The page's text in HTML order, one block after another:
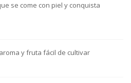
se come con piel y conquista
y fruta fácil de cultivar